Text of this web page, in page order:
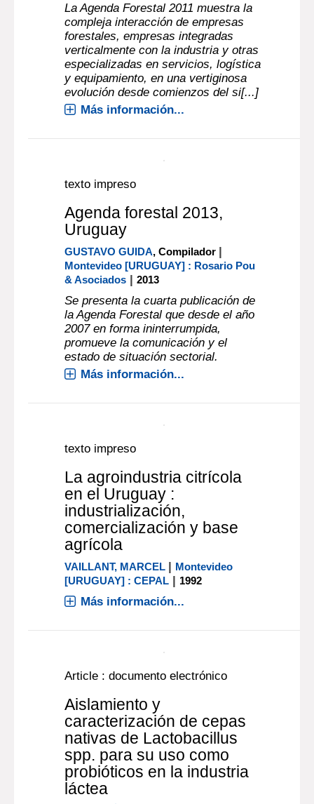
ferroviario no estaría preparado para
evacuar la producción forestal que
deberá comenzar a cosecharse
desde el próximo año, a causa de la
demor[...]
Más información...
Agenda forestal 2011,
Montevideo [URUGUAY] : Rosario Pou
& Asociados
La Agenda Forestal 2011 muestra la
compleja interacción de empresas
forestales, empresas integradas
verticalmente con la industria y otras
especializadas en servicios, logística
y equipamiento, en una vertiginosa
evolución desde comienzos del si[...]
Más información...
Uruguay
GUSTAVO GUIDA, Compilador
Montevideo [URUGUAY] : Rosario Pou
& Asociados| 2013
Se presenta la cuarta publicación de
la Agenda Forestal que desde el año
2007 en forma ininterrumpida,
promueve la comunicación y el
estado de situación sectorial.
texto impreso
La agroindustria citrícola
en el Uruguay :
industrialización,
comercialización y base
agrícola